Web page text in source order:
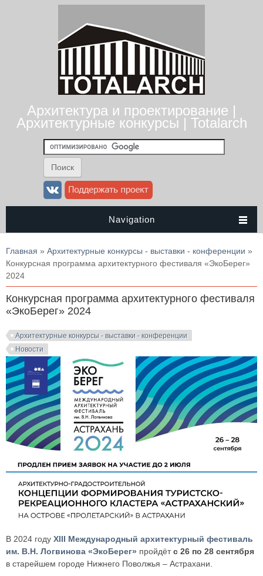
Архитектура и проектирование |
Архитектурные конкурсы | Totalarch
Navigation
Вы здесь
Главная » Архитектурные конкурсы - выставки - конференции »
Конкурсная программа архитектурного фестиваля «ЭкоБерег»
2024
Конкурсная программа архитектурного фестиваля
«ЭкоБерег» 2024
Архитектурные конкурсы - выставки - конференции
Новости
В 2024 году XIII Международный архитектурный фестиваль
им. В.Н. Логвинова «ЭкоБерег» пройдётс 26 по 28 сентября
в старейшем городе Нижнего Поволжья – Астрахани.